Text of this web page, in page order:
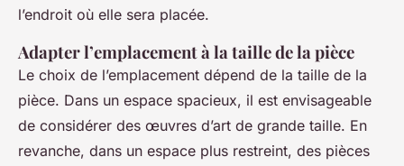
l’endroit où elle sera placée.
Adapter l’emplacement à la taille de la pièce
Le choix de l’emplacement dépend de la taille de la
pièce. Dans un espace spacieux, il est envisageable
de considérer des œuvres d’art de grande taille. En
revanche, dans un espace plus restreint, des pièces